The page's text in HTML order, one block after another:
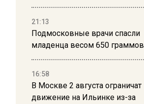
21:13
Подмосковные врачи спасли
младенца весом 650 граммов
16:58
В Москве 2 августа ограничат
движение на Ильинке из-за